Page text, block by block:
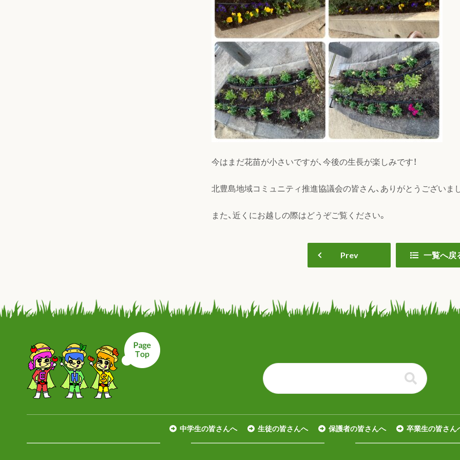
今はまだ花苗が小さいですが、今後の生長が楽しみです！
北豊島地域コミュニティ推進協議会の皆さん、ありがとうございま
また、近くにお越しの際はどうぞご覧ください。
Prev 一覧へ戻
中学生の皆さんへ 生徒の皆さんへ 保護者の皆さんへ 卒業生の皆さん